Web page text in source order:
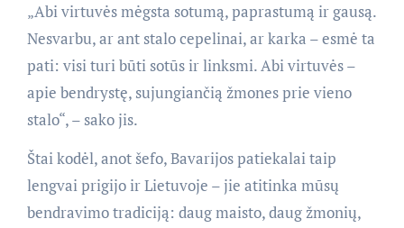
„Abi virtuvės mėgsta sotumą, paprastumą ir gausą.
Nesvarbu, ar ant stalo cepelinai, ar karka – esmė ta
pati: visi turi būti sotūs ir linksmi. Abi virtuvės –
apie bendrystę, sujungiančią žmones prie vieno
stalo“, – sako jis.
Štai kodėl, anot šefo, Bavarijos patiekalai taip
lengvai prigijo ir Lietuvoje – jie atitinka mūsų
bendravimo tradiciją: daug maisto, daug žmonių,